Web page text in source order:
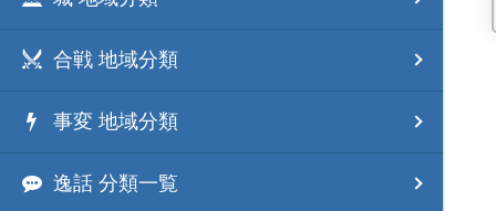
合戦 地域分類
事変 地域分類
逸話 分類一覧